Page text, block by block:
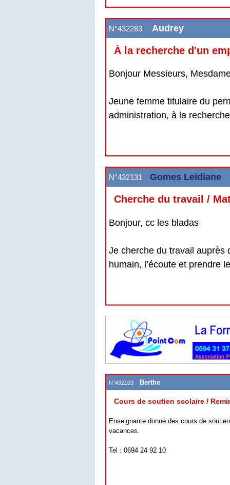
N°432283 Audrey
À la recherche d'un
Bonjour Messieurs,
Jeune femme titulaire du
administration, à la
N°432131 Gomes Leidiane
Cherche du travail /
Bonjour, cc les bladas
Je cherche du travail auprès
humain, l’écoute et prendre
N°432103 Berthe
Cours de soutien scolaire /
Enseignante donne des cours de
vacances.
Tel : 0694 24 92 10